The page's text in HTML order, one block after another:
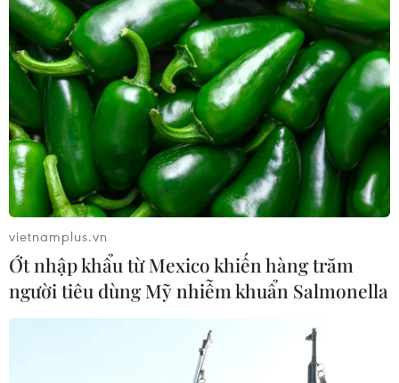
vietnamplus.vn
Ớt nhập khẩu từ Mexico khiến hàng trăm
người tiêu dùng Mỹ nhiễm khuẩn Salmonella